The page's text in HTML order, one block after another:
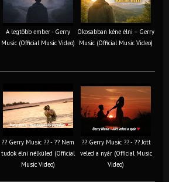
A legtöbb ember - Gerry
Music (Official Music Video)
Okosabban kéne élni – Gerry
Music (Official Music Video)
?? Gerry Music ?? - ?? Nem
tudok élni nélküled (Official
Music Video)
?? Gerry Music ?? - ?? Jött
veled a nyár (Official Music
Video)